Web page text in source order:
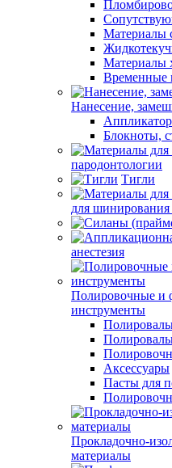
Материалы
Материалы
Временные
Нанесение,
Блокноты,
пародонтологии
Тигли
для шинирования
анестезия
Полировочные и
инструменты
Аксессуары
Пасты для
Прокладочно-
материалы